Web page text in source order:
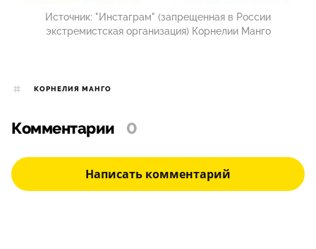
Источник: "Инстаграм" (запрещенная в России
экстремистская организация) Корнелии Манго
КОРНЕЛИЯ МАНГО
Комментарии 0
Написать комментарий